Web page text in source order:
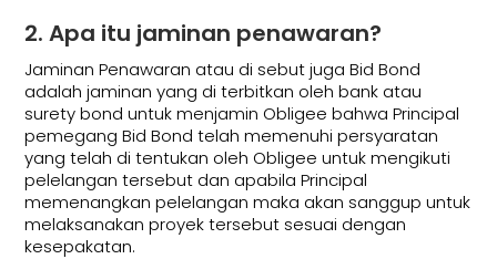
2. Apa itu jaminan penawaran?
Jaminan Penawaran atau di sebut juga Bid Bond
adalah jaminan yang di terbitkan oleh bank atau
surety bond untuk menjamin Obligee bahwa Principal
pemegang Bid Bond telah memenuhi persyaratan
yang telah di tentukan oleh Obligee untuk mengikuti
pelelangan tersebut dan apabila Principal
memenangkan pelelangan maka akan sanggup untuk
melaksanakan proyek tersebut sesuai dengan
kesepakatan.